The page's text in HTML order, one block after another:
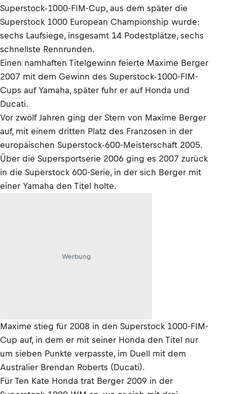
Superstock-1000-FIM-Cup, aus dem später die
Superstock 1000 European Championship wurde:
sechs Laufsiege, insgesamt 14 Podestplätze, sechs
schnellste Rennrunden.
Einen namhaften Titelgewinn feierte Maxime Berger
2007 mit dem Gewinn des Superstock-1000-FIM-
Cups auf Yamaha, später fuhr er auf Honda und
Ducati.
Vor zwölf Jahren ging der Stern von Maxime Berger
auf, mit einem dritten Platz des Franzosen in der
europäischen Superstock-600-Meisterschaft 2005.
Über die Supersportserie 2006 ging es 2007 zurück
in die Superstock 600-Serie, in der sich Berger mit
einer Yamaha den Titel holte.
Werbung
Maxime stieg für 2008 in den Superstock 1000-FIM-
Cup auf, in dem er mit seiner Honda den Titel nur
um sieben Punkte verpasste, im Duell mit dem
Australier Brendan Roberts (Ducati).
Für Ten Kate Honda trat Berger 2009 in der